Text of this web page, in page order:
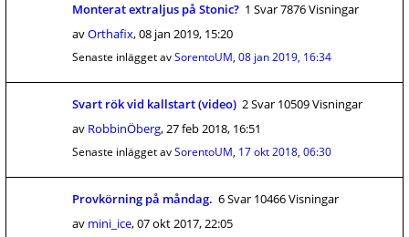
Monterat extraljus på Stonic? 1 Svar 7876 Visningar
avOrthafix,08 jan 2019, 15:20
Senaste inlägget avSorentoUM, 08 jan 2019, 16:34
Svart rök vid kallstart (video) 2 Svar 10509 Visningar
av RobbinÖberg,27 feb 2018, 16:51
Senaste inlägget avSorentoUM, 17 okt 2018, 06:30
Provkörning på måndag. 6 Svar 10466 Visningar
av mini_ice,07 okt 2017, 22:05